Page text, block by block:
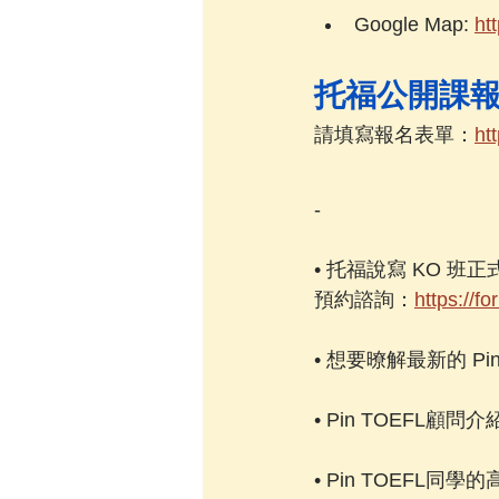
Google Map:
托福公開課
請填寫報名表單：
-
• 托福說寫 KO 班正
預約諮詢： https://
• 想要暸解最新的
• Pin TOEFL顧問介
• Pin TOEFL同學的